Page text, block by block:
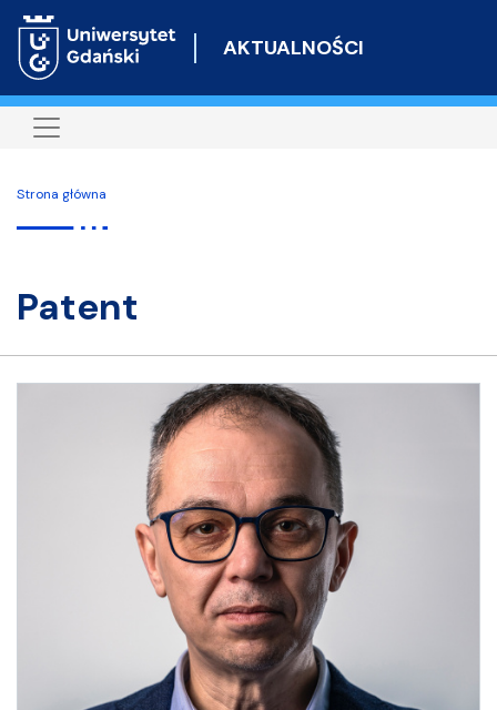
do
AKTUALNOŚCI
Strona główna
patent